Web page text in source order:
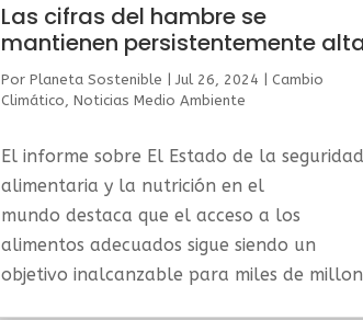
Las cifras del hambre se
mantienen persistentemente
por tres años consecutivos,
mientras se agravan las crisis
Por Planeta Sostenible |Jul 26, 2024
Cambio
Climático, Noticias Medio Ambiente
El informe sobre El Estado de la seguridad
alimentaria y la nutrición en el
mundo destaca que el acceso a los
alimentos adecuados sigue siendo un
objetivo inalcanzable para miles de